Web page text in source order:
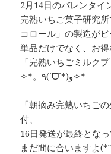
2月14日のバレンタイ
完熟いちご菓子研究
コロール」の製造がピ
単品だけでなく、お
「完熟いちごミルク
✧*。٩(ˊᗜˋ*)و✧*
「朝摘み完熟いちご
付、
16日発送が最終となっ
まだ間に合いますよ